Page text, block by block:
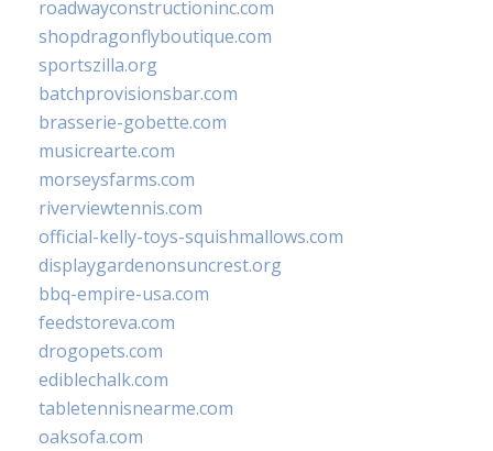
roadwayconstructioninc.com
shopdragonflyboutique.com
sportszilla.org
batchprovisionsbar.com
brasserie-gobette.com
musicrearte.com
morseysfarms.com
riverviewtennis.com
official-kelly-toys-squishmallows.com
displaygardenonsuncrest.org
bbq-empire-usa.com
feedstoreva.com
drogopets.com
ediblechalk.com
tabletennisnearme.com
oaksofa.com